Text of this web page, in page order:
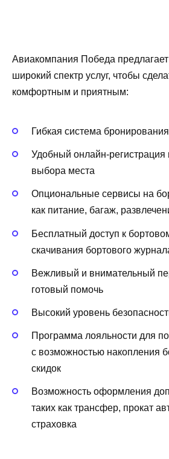
Авиакомпания Победа
широкий спектр услуг, чтобы
комфортным и приятным:
Гибкая система
Удобный онлайн-регистрация
выбора места
Опциональные сервисы на
как питание, багаж,
Бесплатный доступ к
скачивания бортового
Вежливый и внимательный
готовый помочь
Высокий уровень
Программа лояльности для
с возможностью накопления
скидок
Возможность оформления
таких как трансфер, прокат
страховка